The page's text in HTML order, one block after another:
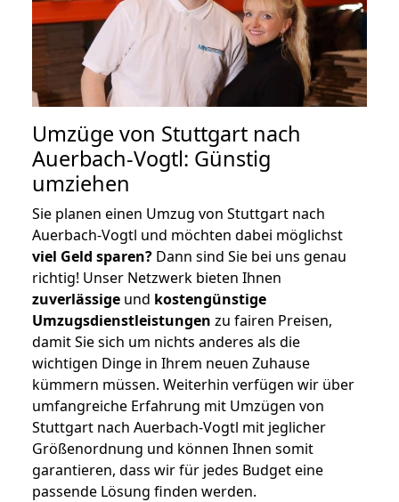
Umzüge von Stuttgart nach
Auerbach-Vogtl: Günstig
umziehen
Sie planen einen Umzug von Stuttgart nach
Auerbach-Vogtl und möchten dabei möglichst
viel Geld sparen? Dann sind Sie bei uns genau
richtig! Unser Netzwerk bieten Ihnen
zuverlässige und kostengünstige
Umzugsdienstleistungen zu fairen Preisen,
damit Sie sich um nichts anderes als die
wichtigen Dinge in Ihrem neuen Zuhause
kümmern müssen. Weiterhin verfügen wir über
umfangreiche Erfahrung mit Umzügen von
Stuttgart nach Auerbach-Vogtl mit jeglicher
Größenordnung und können Ihnen somit
garantieren, dass wir für jedes Budget eine
passende Lösung finden werden.